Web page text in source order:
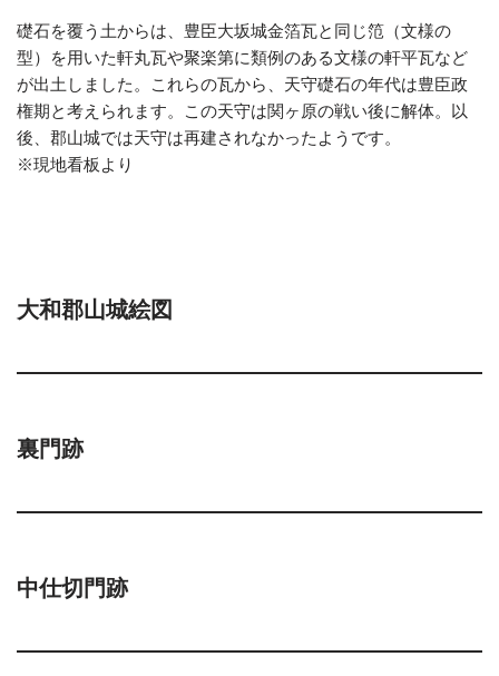
礎石を覆う土からは、豊臣大坂城金箔瓦と同じ笵（文様の
型）を用いた軒丸瓦や聚楽第に類例のある文様の軒平瓦など
が出土しました。これらの瓦から、天守礎石の年代は豊臣政
権期と考えられます。この天守は関ヶ原の戦い後に解体。以
後、郡山城では天守は再建されなかったようです。
※現地看板より
大和郡山城絵図
裏門跡
中仕切門跡